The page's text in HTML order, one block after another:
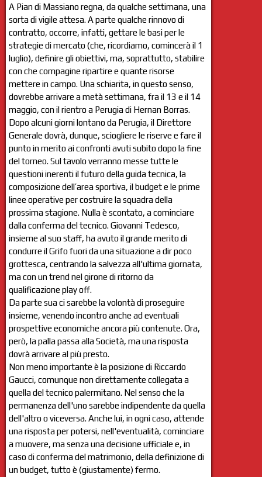
A Pian di Massiano regna, da qualche settimana, una
sorta di vigile attesa. A parte qualche rinnovo di
contratto, occorre, infatti, gettare le basi per le
strategie di mercato (che, ricordiamo, comincerà il 1
luglio), definire gli obiettivi, ma, soprattutto, stabilire
con che compagine ripartire e quante risorse
mettere in campo. Una schiarita, in questo senso,
dovrebbe arrivare a metà settimana, fra il 13 e il 14
maggio, con il rientro a Perugia di Hernan Borras.
Dopo alcuni giorni lontano da Perugia, il Direttore
Generale dovrà, dunque, sciogliere le riserve e fare il
punto in merito ai confronti avuti subito dopo la fine
del torneo. Sul tavolo verranno messe tutte le
questioni inerenti il futuro della guida tecnica, la
composizione dell’area sportiva, il budget e le prime
linee operative per costruire la squadra della
prossima stagione. Nulla è scontato, a cominciare
dalla conferma del tecnico. Giovanni Tedesco,
insieme al suo staff, ha avuto il grande merito di
condurre il Grifo fuori da una situazione a dir poco
grottesca, centrando la salvezza all'ultima giornata,
ma con un trend nel girone di ritorno da
qualificazione play off.
Da parte sua ci sarebbe la volontà di proseguire
insieme, venendo incontro anche ad eventuali
prospettive economiche ancora più contenute. Ora,
però, la palla passa alla Società, ma una risposta
dovrà arrivare al più presto.
Non meno importante è la posizione di Riccardo
Gaucci, comunque non direttamente collegata a
quella del tecnico palermitano. Nel senso che la
permanenza dell'uno sarebbe indipendente da quella
dell'altro o viceversa. Anche lui, in ogni caso, attende
una risposta per potersi, nell'eventualità, cominciare
a muovere, ma senza una decisione ufficiale e, in
caso di conferma del matrimonio, della definizione di
un budget, tutto è (giustamente) fermo.